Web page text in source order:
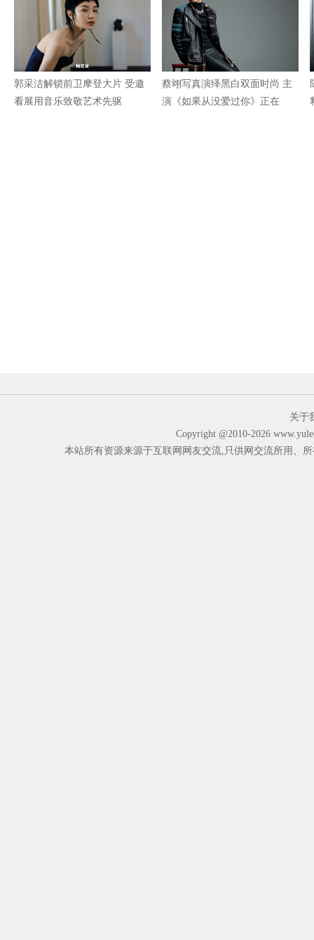
郭采洁解锁前卫摩登大片 受邀
看展用音乐致敬艺术先驱
蔡翊写真演绎黑白双面时尚 主
演《如果从没爱过你》正在
关于
Copyright @2010-2026
本站所有资源来源于互联网网友交流,只供网交流所用、